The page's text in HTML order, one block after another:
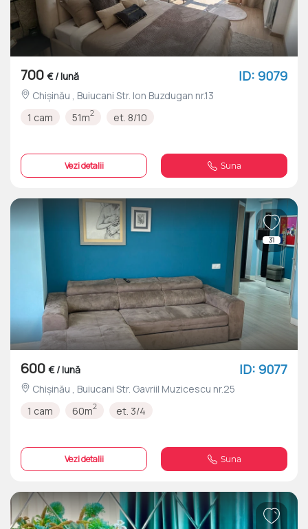
700 € / lună ID: 9079
Chișinău , Buiucani Str. Ion Buzdugan nr.13
1 cam
51m2 et. 8/10
Vezi detalii Suna
31
600 € / lună ID: 9077
Chișinău , Buiucani Str. Gavriil Muzicescu nr.25
1 cam
60m2 et. 3/4
Vezi detalii Suna